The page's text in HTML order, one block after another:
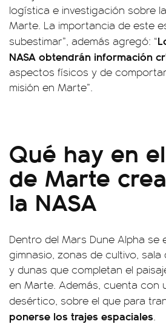
logística e investigación sobre
Marte. La importancia de este
subestimar”, además agregó: “
NASA obtendrán información
aspectos físicos y de
misión en Marte”.
Qué hay en
de Marte
la NASA
Dentro del Mars Dune Alpha se
gimnasio, zonas de cultivo,
y dunas que completan el
en Marte. Además, cuenta con
desértico, sobre el que para
ponerse los trajes espaciales.